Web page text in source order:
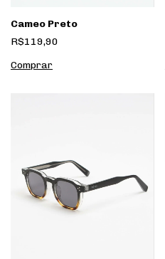
Cameo Preto
R$119,90